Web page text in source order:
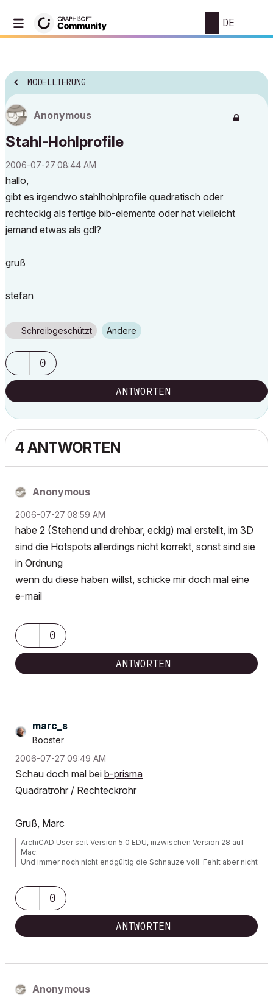
DE
MODELLIERUNG
Anonymous
Stahl-Hohlprofile
‎2006-07-27 08:44 AM
hallo,
gibt es irgendwo stahlhohlprofile quadratisch oder
rechteckig als fertige bib-elemente oder hat vielleicht
jemand etwas als gdl?
gruß
stefan
Schreibgeschützt Andere
0
ANTWORTEN
4 ANTWORTEN
Anonymous
‎2006-07-27 08:59 AM
habe 2 (Stehend und drehbar, eckig) mal erstellt, im 3D
sind die Hotspots allerdings nicht korrekt, sonst sind sie
in Ordnung
wenn du diese haben willst, schicke mir doch mal eine
e-mail
0
ANTWORTEN
marc_s
Booster
‎2006-07-27 09:49 AM
Schau doch mal bei b-prisma
Quadratrohr / Rechteckrohr
Gruß, Marc
ArchiCAD User seit Version 5.0 EDU, inzwischen Version 28 auf
Mac.
Und immer noch nicht endgültig die Schnauze voll. Fehlt aber nicht
0
ANTWORTEN
Anonymous